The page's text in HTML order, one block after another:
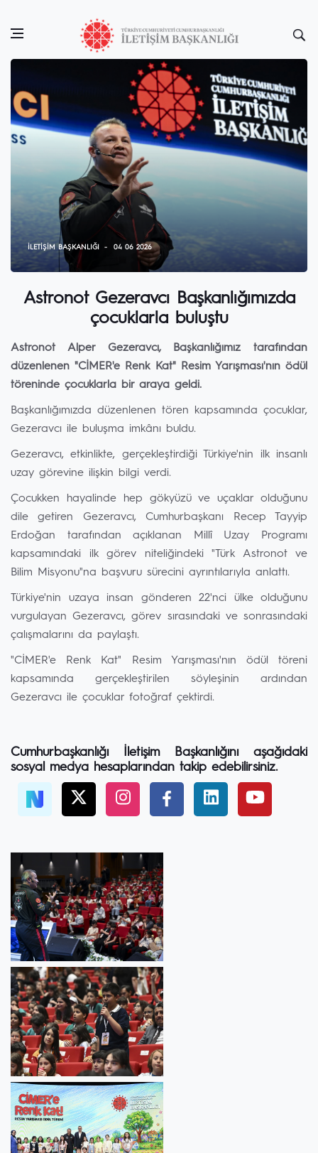
İLETIŞIM BAŞKANLIĞI 04 06 2026
Astronot Gezeravcı Başkanlığımızda
çocuklarla buluştu
Astronot Alper Gezeravcı, Başkanlığımız tarafından
düzenlenen "CİMER'e Renk Kat" Resim Yarışması'nın ödül
töreninde çocuklarla bir araya geldi.
Başkanlığımızda düzenlenen tören kapsamında çocuklar,
Gezeravcı ile buluşma imkânı buldu.
Gezeravcı, etkinlikte, gerçekleştirdiği Türkiye'nin ilk insanlı
uzay görevine ilişkin bilgi verdi.
Çocukken hayalinde hep gökyüzü ve uçaklar olduğunu
dile getiren Gezeravcı, Cumhurbaşkanı Recep Tayyip
Erdoğan tarafından açıklanan Millî Uzay Programı
kapsamındaki ilk görev niteliğindeki "Türk Astronot ve
Bilim Misyonu"na başvuru sürecini ayrıntılarıyla anlattı.
Türkiye'nin uzaya insan gönderen 22'nci ülke olduğunu
vurgulayan Gezeravcı, görev sırasındaki ve sonrasındaki
çalışmalarını da paylaştı.
"CİMER'e Renk Kat" Resim Yarışması'nın ödül töreni
kapsamında gerçekleştirilen söyleşinin ardından
Gezeravcı ile çocuklar fotoğraf çektirdi.
Cumhurbaşkanlığı İletişim Başkanlığını aşağıdaki
sosyal medya hesaplarından takip edebilirsiniz.